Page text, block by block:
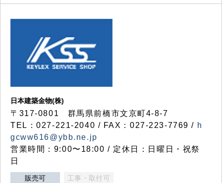
日本建築金物(株)
〒317‐0801 群馬県前橋市文京町4-8-7
TEL：027-221-2040 / FAX：027-223-7769 / h
gcww616@ybb.ne.jp
営業時間：9:00〜18:00 / 定休日：日曜日・祝祭
日
販売可 工事・取付可